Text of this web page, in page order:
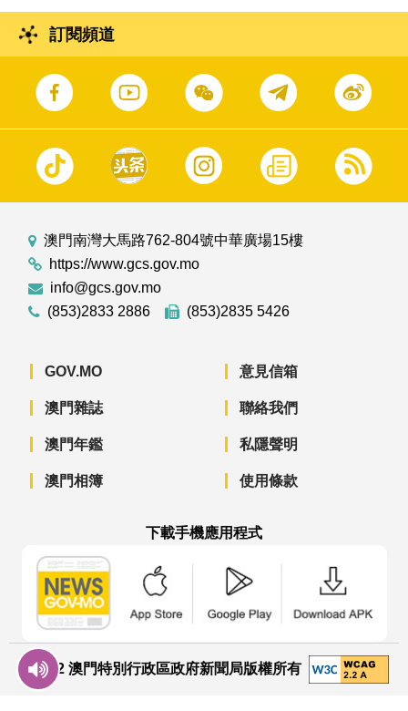
訂閱頻道
澳門南灣大馬路762-804號中華廣場15樓
https://www.gcs.gov.mo
info@gcs.gov.mo
(853)2833 2886
(853)2835 5426
GOV.MO
澳門雜誌
澳門年鑑
澳門相簿
意見信箱
聯絡我們
私隱聲明
使用條款
下載手機應用程式
© 2022 澳門特別行政區政府新聞局版權所有